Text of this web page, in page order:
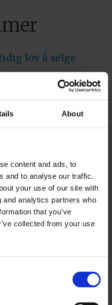
About
content and ads, to
and to analyse our traffic.
your use of our site with
analytics partners who
that you’ve
collected from your use
lov å selge
merket.
vil de også
fra bunnen
Viljers sørge
på litt nye
gitt ham frie
Kakedisken bør